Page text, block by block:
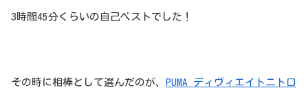
3時間45分くらいの自己ベストでした！
その時に相棒として選んだのが、 PUMA ディヴィエイトニトロ